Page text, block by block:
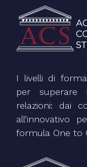
I livelli di
per
relazioni: dai
all’innovativo
formula One to